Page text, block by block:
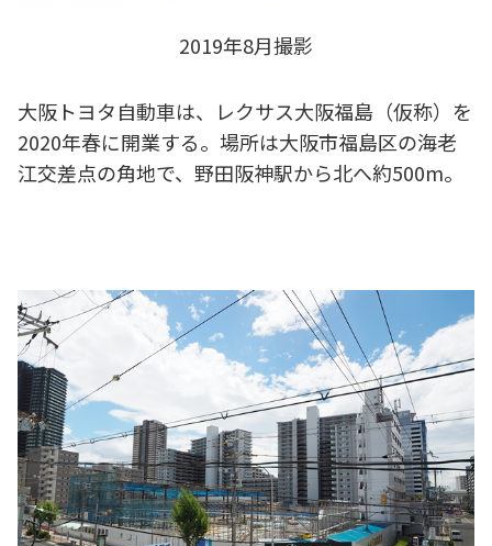
2019年8月撮影
大阪トヨタ自動車は、レクサス大阪福島（仮称）を
2020年春に開業する。場所は大阪市福島区の海老
江交差点の角地で、野田阪神駅から北へ約500m。